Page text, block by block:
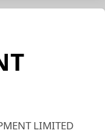
LIMITED